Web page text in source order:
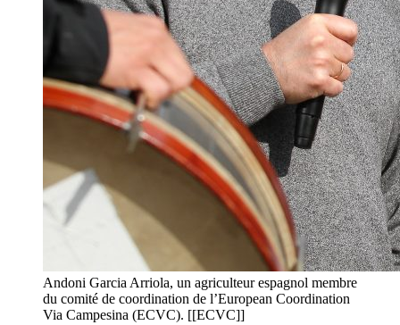
Andoni Garcia Arriola, un agriculteur espagnol membre
du comité de coordination de l’European Coordination
Via Campesina (ECVC). [[ECVC]]